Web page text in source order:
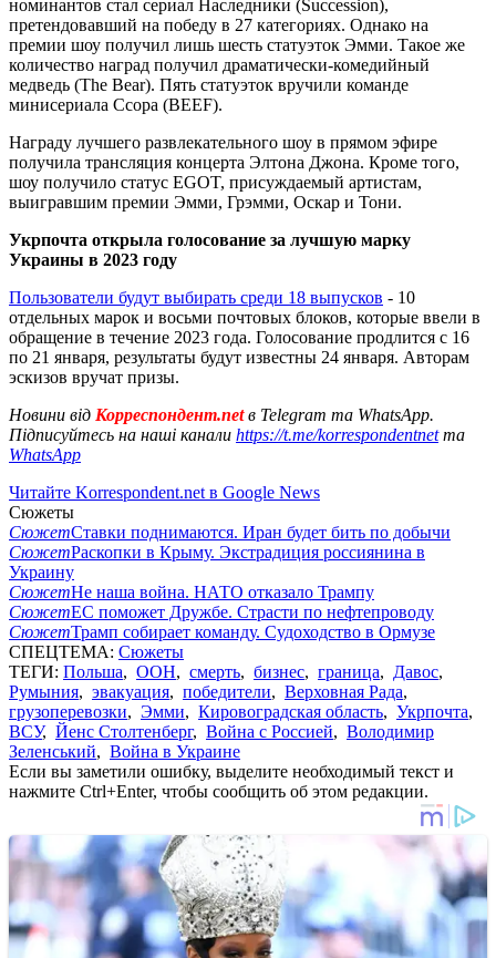
номинантов стал сериал Наследники (Succession),
претендовавший на победу в 27 категориях. Однако на
премии шоу получил лишь шесть статуэток Эмми. Такое же
количество наград получил драматически-комедийный
медведь (The Bear). Пять статуэток вручили команде
минисериала Ссора (BEEF).
Награду лучшего развлекательного шоу в прямом эфире
получила трансляция концерта Элтона Джона. Кроме того,
шоу получило статус EGOT, присуждаемый артистам,
выигравшим премии Эмми, Грэмми, Оскар и Тони.
Укрпочта открыла голосование за лучшую марку
Украины в 2023 году
Пользователи будут выбирать среди 18 выпусков - 10
отдельных марок и восьми почтовых блоков, которые ввели в
обращение в течение 2023 года. Голосование продлится с 16
по 21 января, результаты будут известны 24 января. Авторам
эскизов вручат призы.
Новини від Корреспондент.netв Telegram та WhatsApp.
Підписуйтесь на наші канали https://t.me/korrespondentnetта
WhatsApp
Читайте Korrespondent.net в Google News
Сюжеты
СюжетСтавки поднимаются. Иран будет бить по добычи
СюжетРаскопки в Крыму. Экстрадиция россиянина в
Украину
СюжетНе наша война. НАТО отказало Трампу
СюжетЕС поможет Дружбе. Страсти по нефтепроводу
СюжетТрамп собирает команду. Судоходство в Ормузе
СПЕЦТЕМА: Сюжеты
ТЕГИ: Польша, ООН, смерть, бизнес, граница, Давос,
Румыния, эвакуация, победители, Верховная Рада,
грузоперевозки, Эмми, Кировоградская область, Укрпочта,
ВСУ, Йенс Столтенберг, Война с Россией, Володимир
Зеленський, Война в Украине
Если вы заметили ошибку, выделите необходимый текст и
нажмите Ctrl+Enter, чтобы сообщить об этом редакции.